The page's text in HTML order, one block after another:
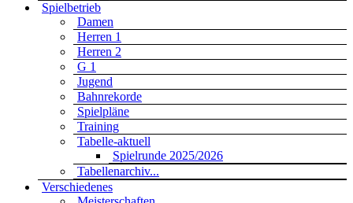
Spielbetrieb
Damen
Herren 1
Herren 2
G 1
Jugend
Bahnrekorde
Spielpläne
Training
Tabelle-aktuell
Spielrunde 2025/2026
Tabellenarchiv...
Verschiedenes